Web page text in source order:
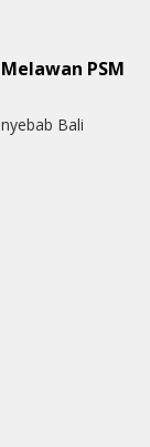
PSM
Bali